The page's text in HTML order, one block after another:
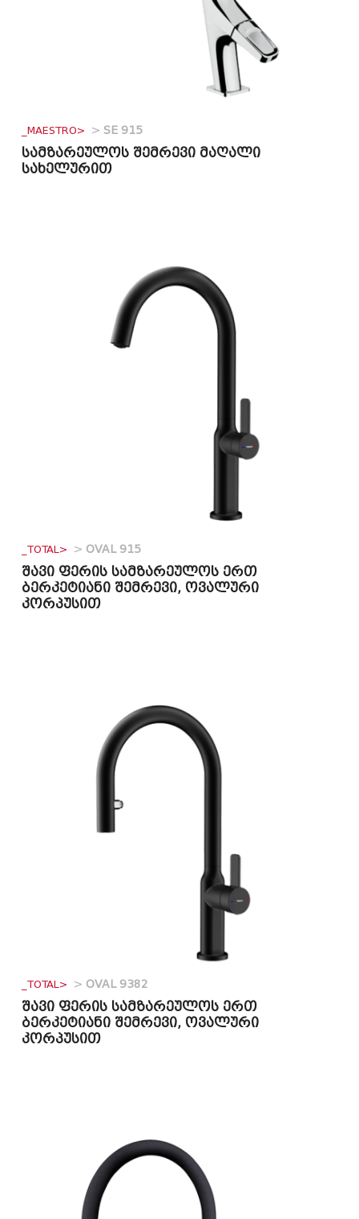
_MAESTRO> > SE 915
სამზარეულოს შემრევი მაღალი
სახელურით
_TOTAL> > OVAL 915
შავი ფერის სამზარეულოს ერთ
ბერკეტიანი შემრევი, ოვალური
კორპუსით
_TOTAL> > OVAL 9382
შავი ფერის სამზარეულოს ერთ
ბერკეტიანი შემრევი, ოვალური
კორპუსით